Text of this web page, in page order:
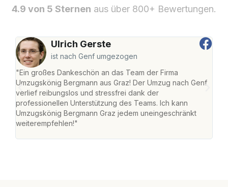
4.9 von 5 Sternen aus über 800+ Bewertungen.
Ulrich Gerste
ist nach Genf umgezogen
"Ein großes Dankeschön an das Team der Firma
Umzugskönig Bergmann aus Graz! Der Umzug nach Genf
verlief reibungslos und stressfrei dank der
professionellen Unterstützung des Teams. Ich kann
Umzugskönig Bergmann Graz jedem uneingeschränkt
weiterempfehlen!"